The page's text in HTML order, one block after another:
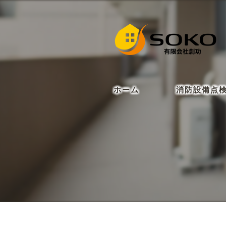
ホーム 消防設備点